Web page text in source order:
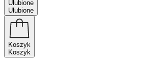
Ulubione
Ulubione
Koszyk
Koszyk